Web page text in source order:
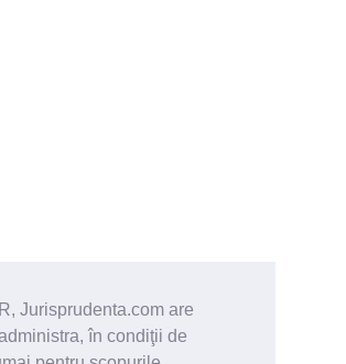
Jurisprudenta.com are
în condiţii de